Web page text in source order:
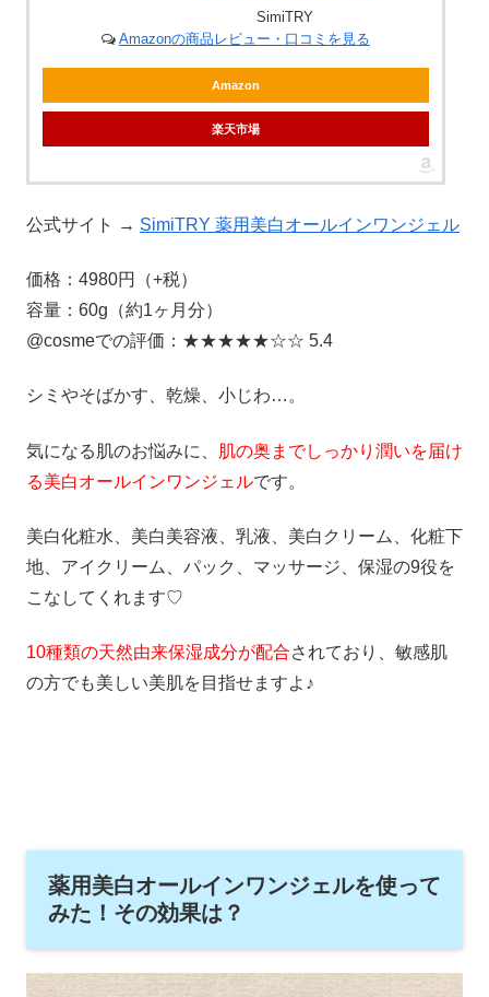
SimiTRY
Amazonの商品レビュー・口コミを見る
Amazon
楽天市場
公式サイト → SimiTRY 薬用美白オールインワンジェル
価格：4980円（+税）
容量：60g（約1ヶ月分）
@cosmeでの評価：★★★★★☆☆ 5.4
シミやそばかす、乾燥、小じわ…。
気になる肌のお悩みに、 肌の奥までしっかり潤いを届け
る美白オールインワンジェルです。
美白化粧水、美白美容液、乳液、美白クリーム、化粧下
地、アイクリーム、パック、マッサージ、保湿の9役を
こなしてくれます♡
10種類の天然由来保湿成分が配合されており、敏感肌
の方でも美しい美肌を目指せますよ♪
薬用美白オールインワンジェルを使って
みた！その効果は？